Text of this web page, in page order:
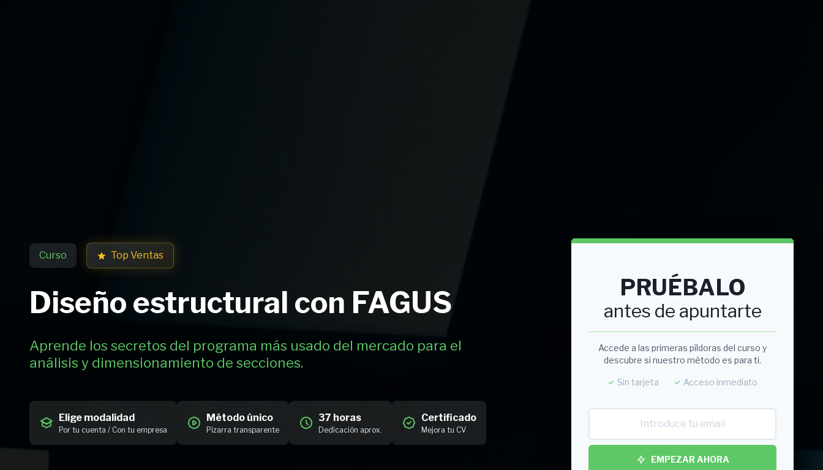
Curso Top Ventas
Diseño estructural con FAGUS
Aprende los secretos del programa más usado del mercado para el
análisis y dimensionamiento de secciones.
Elige modalidad
Por tu cuenta / Con tu empresa
Método único
Pizarra transparente
37 horas
Dedicación aprox.
Certificado
Mejora tu CV
PRUÉBALO
antes de apuntarte
Accede a las primeras píldoras del curso y
descubre si nuestro método es para ti.
Sin tarjeta Acceso inmediato
Action
EMPEZAR AHORA